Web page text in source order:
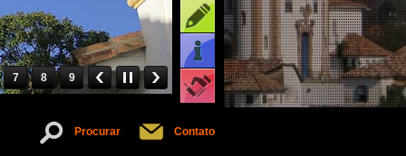
7 8 9
Dicas
Informações
Serviços
Procurar Contato